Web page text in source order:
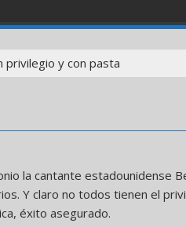
privilegio y con pasta
la cantante estadounidense
Y claro no todos tienen el
éxito asegurado.